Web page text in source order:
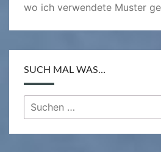
wo ich verwendete Muster
SUCH MAL WAS…
Suchen
nach: